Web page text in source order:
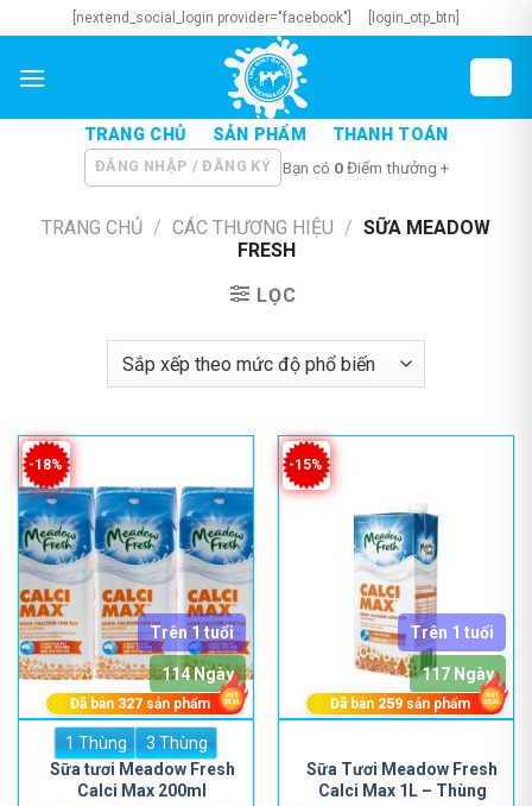
to
content
[nextend_social_login provider="facebook"] [login_otp_btn]
TRANG CHỦ SẢN PHẨM THANH TOÁN
ĐĂNG NHẬP / ĐĂNG KÝ Bạn có 0Điểm thưởng +
TRANG CHỦ / CÁC THƯƠNG HIỆU / SỮA MEADOW
FRESH
LỌC
-18%
1 Thùng
3 Thùng
Sữa tươi Meadow Fresh
Calci Max 200ml
Trên 1 tuổi
114 Ngày
Đã bán 327 sản phẩm
Sản
phẩm
này
-15%
Sữa Tươi Meadow Fresh
Calci Max 1L – Thùng
Trên 1 tuổi
117 Ngày
Đã bán 259 sản phẩm
phẩm
này